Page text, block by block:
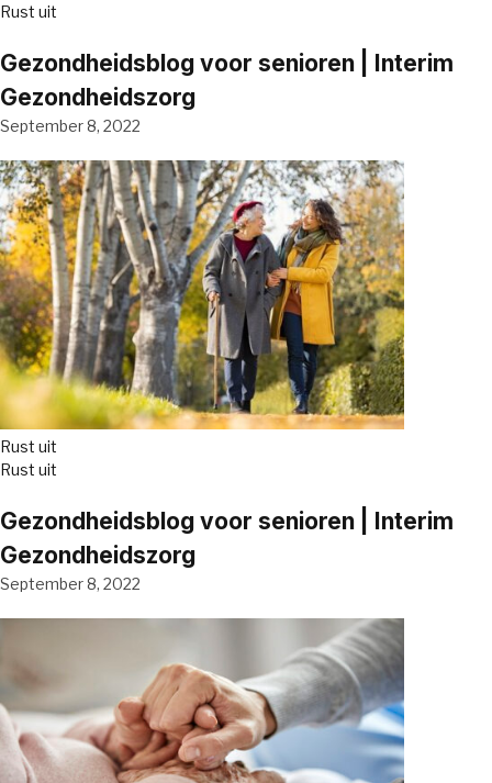
Rust uit
Gezondheidsblog voor senioren | Interim
Gezondheidszorg
September 8, 2022
Rust uit
Rust uit
Gezondheidsblog voor senioren | Interim
Gezondheidszorg
September 8, 2022